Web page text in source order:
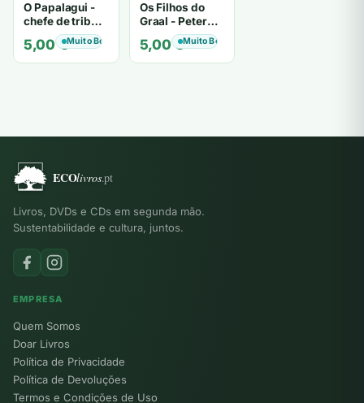
O Papalagui -
chefe de tribo
de tiavéa
5,00€Muito Bom
Os Filhos do
Graal - Peter
Berling
5,00€Muito Bom
Livros, DVDs e CDs em segunda mão.
Sustentabilidade e cultura, juntos.
EMPRESA
Quem Somos
Doar Livros
Política de Privacidade
Política de Devoluções
Termos e Condições de Uso